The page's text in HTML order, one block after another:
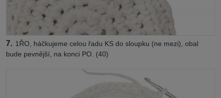
7. 1ŘO, háčkujeme celou řadu KS do sloupku (ne mezi), obal
bude pevnější, na konci PO. (40)